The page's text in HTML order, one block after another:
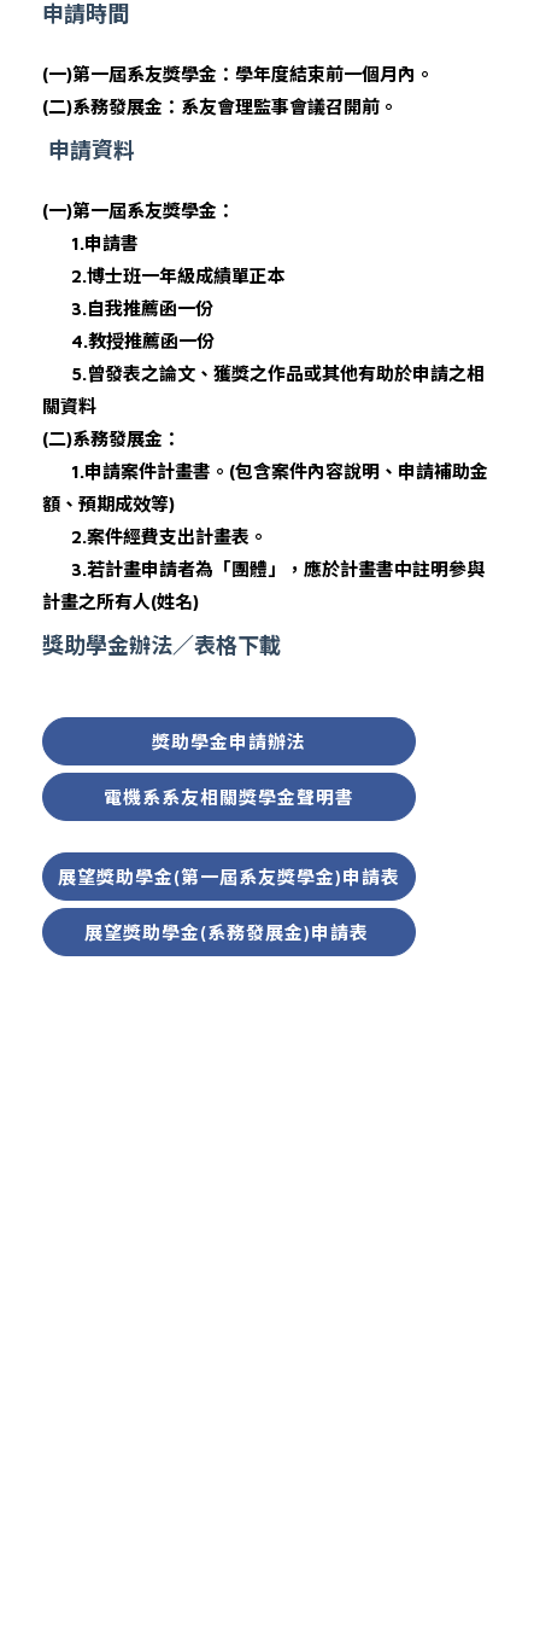
申請時間
(一)第一屆系友獎學金：學年度結束前一個月內。
(二)系務發展金：系友會理監事會議召開前。
申請資料
(一)第一屆系友獎學金：
1.申請書
2.博士班一年級成績單正本
3.自我推薦函一份
4.教授推薦函一份
5.曾發表之論文、獲獎之作品或其他有助於申請之相
關資料
(二)系務發展金：
1.申請案件計畫書。 (包含案件內容說明、申請補助金
額、預期成效等)
2.案件經費支出計畫表。
3.若計畫申請者為「團體」，應於計畫書中註明參與
計畫之所有人(姓名)
獎助學金辦法／表格下載
獎助學金申請辦法
電機系系友相關獎學金聲明書
展望獎助學金(第一屆系友獎學金)申請表
展望獎助學金(系務發展金)申請表
招生專區
系所成員